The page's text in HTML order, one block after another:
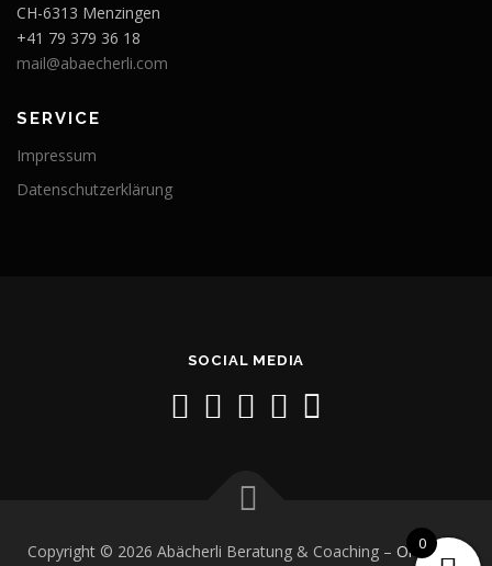
CH-6313 Menzingen
+41 79 379 36 18
mail@abaecherli.com
SERVICE
Impressum
Datenschutzerklärung
SOCIAL MEDIA
Copyright © 2026 Abächerli Beratung & Coaching – OnePress
0